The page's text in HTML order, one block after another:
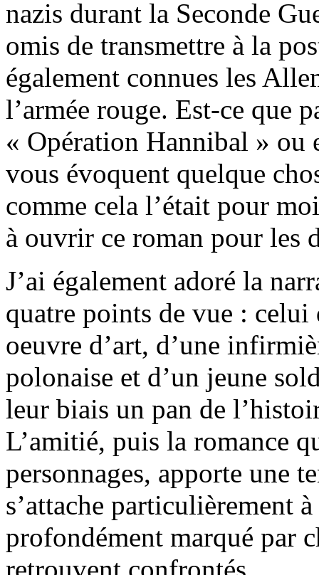
nazis durant la Seconde
omis de transmettre à la
également connues les
l’armée rouge. Est-ce que
« Opération Hannibal »
vous évoquent quelque
comme cela l’était pour
à ouvrir ce roman pour les
J’ai également adoré la
quatre points de vue : celui
oeuvre d’art, d’une
polonaise et d’un jeune
leur biais un pan de
L’amitié, puis la romance
personnages, apporte une
s’attache particulièrement
profondément marqué par